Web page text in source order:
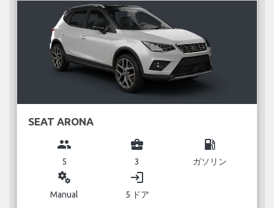
SEAT ARONA
group
5
business_center
3
local_gas_station
ガソリン
miscellaneous_services
Manual
login
5 ドア